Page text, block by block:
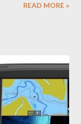
READ MORE »